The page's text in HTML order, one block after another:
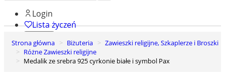
Login
Lista życzeń
0
Koszyk
Strona główna Biżuteria
Zawieszki religijne, Szkaplerze i Broszki
Różne Zawieszki religijne
Medalik ze srebra 925 cyrkonie białe i symbol Pax